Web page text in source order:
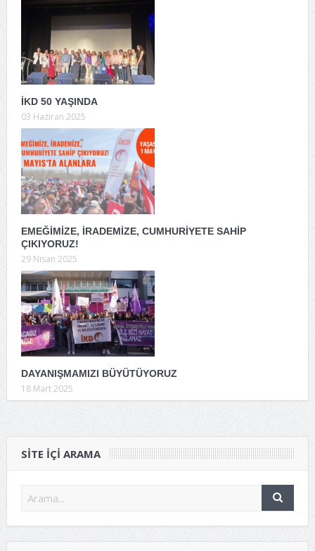
İKD 50 YAŞINDA
03 Haziran 2025
EMEĞİMİZE, İRADEMİZE, CUMHURİYETE SAHİP
ÇIKIYORUZ!
29 Nisan 2025
DAYANIŞMAMIZI BÜYÜTÜYORUZ
18 Mart 2025
SITE IÇI ARAMA